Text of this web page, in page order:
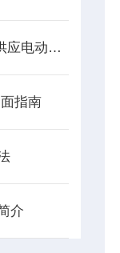
英飞凌为Rivian供应电动汽车牵引逆变器功率模块
指南
介